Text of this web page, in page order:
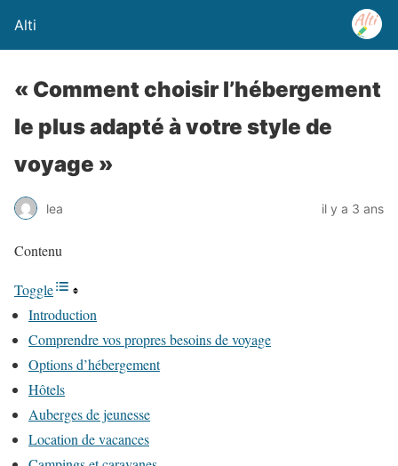
Alti
« Comment choisir l’hébergement
le plus adapté à votre style de
voyage »
lea il y a 3 ans
Contenu
Toggle
Introduction
Comprendre vos propres besoins de voyage
Options d’hébergement
Hôtels
Auberges de jeunesse
Location de vacances